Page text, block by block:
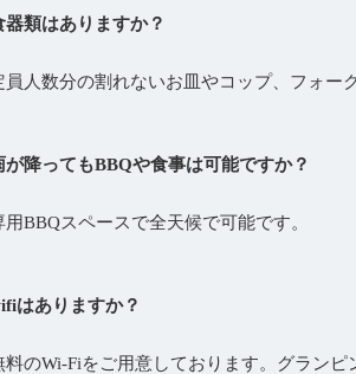
器類はありますか？
員人数分の割れないお皿やコップ、フォー
が降ってもBBQや食事は可能ですか？
用BBQスペースで全天候で可能です。
はありますか？
料のWi-Fiをご用意しております。グラン